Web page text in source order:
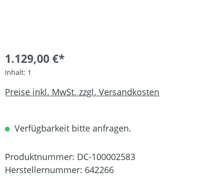
1.129,00 €*
Inhalt: 1
Preise inkl. MwSt. zzgl. Versandkosten
Verfügbarkeit bitte anfragen.
Produktnummer: DC-100002583
Herstellernummer: 642266